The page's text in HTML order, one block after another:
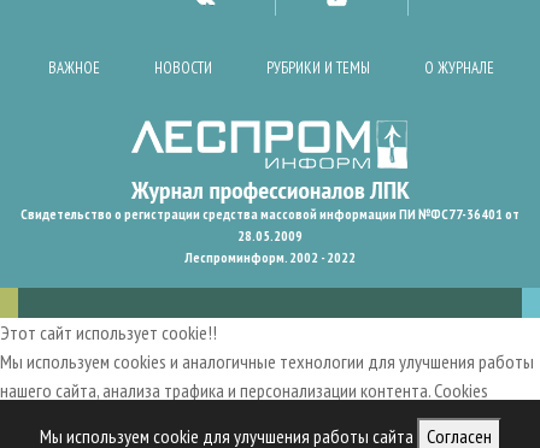
Мы используем cookie для улучшения работы сайта Согласен
ВАЖНОЕ НОВОСТИ РУБРИКИ И ТЕМЫ О ЖУРНАЛЕ
Свидетельство о регистрации средства массовой информации ПИ №ФС77-36401 от
28.05.2009
Леспроминформ. 2002 - 2022
Этот сайт использует cookie!!
Мы используем cookies и аналогичные технологии для улучшения работы
нашего сайта, анализа трафика и персонализации контента. Cookies